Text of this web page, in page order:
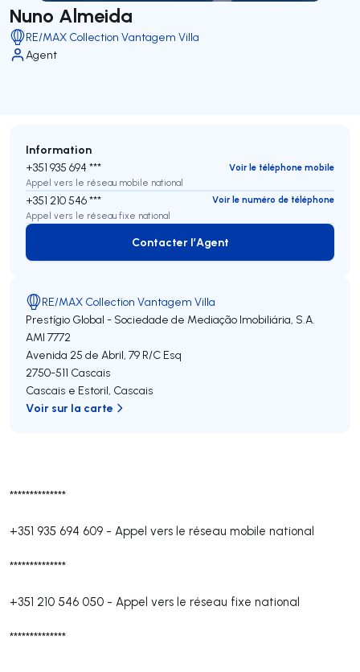
Nuno Almeida
RE/MAX Collection Vantagem Villa
Agent
**************
+351 935 694 609 - Appel vers le réseau mobile national
**************
+351 210 546 050 - Appel vers le réseau fixe national
**************
Information
+351 935 694 ***
Voir le téléphone mobile
Appel vers le réseau mobile national
+351 210 546 ***
Voir le numéro de téléphone
Appel vers le réseau fixe national
Contacter l’Agent
Contacter l’Agent
RE/MAX Collection Vantagem Villa
Prestígio Global - Sociedade de Mediação Imobiliária, S.A.
AMI 7772
Avenida 25 de Abril, 79 R/C Esq
2750-511 Cascais
Cascais e Estoril, Cascais
Voir sur la carte